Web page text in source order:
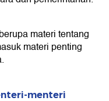
materi tentang
materi penting
menteri